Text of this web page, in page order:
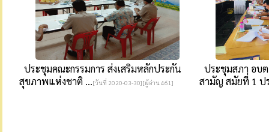
ประชุมคณะกรรมการ ส่งเสริมหลักประกัน
สุขภาพแห่งชาติ ...[วันที่ 2020-03-30][ผู้อ่าน 461]
ประชุมสภา อบ
สามัญ สมัยที่ 1 ป